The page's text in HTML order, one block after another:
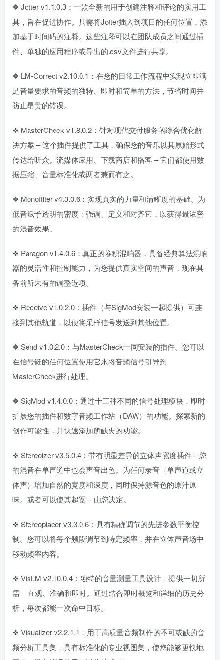
❖ Jotter v1.1.0.3：一款全新的用于创建注释和评论的实用工
具，旨在促进协作。只需将Jotter插入到项目的任何位置，添
加基于时间码的注释。这些注释可以在团队成员之间通过插
件、单独的应用程序或导出的.csv文件进行共享。
❖ LM-Correct v2.10.0.1：在您的日常工作流程中实现立即满
足音量要求的音频的独特、即时和简单的方法，节省时间并
防止昂贵的错误。
❖ MasterCheck v1.8.0.2：针对现代交付服务的综合优化解
决方案 – 这个插件提供了工具，确保您的音乐以其原始形式
传达给听众。流媒体应用、下载商店和播客 – 它们都使用数
据压缩、音量标准化或两者兼而有之。
❖ Monofilter v4.3.0.6：实现真实的力量和清晰度的基础。为
低音赋予透明的密度；强调、定义和对齐它，以获得最浓密
的混音效果。
❖ Paragon v1.4.0.6：真正的卷积混响器，具备经典算法混响
器的灵活性和控制能力，为您提供真实空间的声音，现在具
备前所未有的调整选项。
❖ Receive v1.0.2.0：插件（与SigMod安装一起提供）可连
接到其他轨道，以便将采样信号发送到其他位置。
❖ Send v1.0.2.0：与MasterCheck一同安装的插件。您可以
在信号链的任何位置使用它来将音频信号引导到
MasterCheck进行处理。
❖ SigMod v1.4.0.0：通过十三种不同的信号处理模块，即时
扩展您的插件和数字音频工作站（DAW）的功能。探索新的
创作可能性，并快速添加所缺失的功能。
❖ Stereoizer v3.5.0.4：带有明显差异的立体声宽度插件 – 您
的混音在单声道中也会声音出色。为任何录音（单声道或立
体声）增加自然的宽度和深度，同时保持源音色的原汁原
味。或者可以使其超宽 – 由您决定。
❖ Stereoplacer v3.3.0.6：具有精确调节的先进参数平衡控
制。您可以将每个频段调节到特定频率，并在立体声音场中
移动频率内容。
❖ VisLM v2.10.0.4：独特的音量测量工具设计，提供一切所
需 – 直观、准确和即时。通过结合即时概览和详细的历史分
析，每次都能一次命中目标。
❖ Visualizer v2.2.1.1：用于高质量音频制作的不可或缺的音
频分析工具集，具有标准化的专业视图集，使您能够更快地